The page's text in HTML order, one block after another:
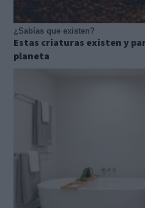
¿Sabías que existen?
Estas criaturas existen y
planeta